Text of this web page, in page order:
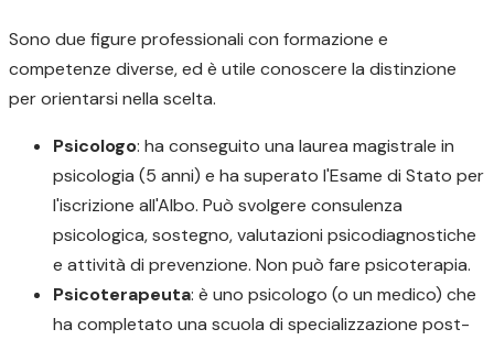
Sono due figure professionali con formazione e
competenze diverse, ed è utile conoscere la distinzione
per orientarsi nella scelta.
Psicologo: ha conseguito una laurea magistrale in
psicologia (5 anni) e ha superato l'Esame di Stato per
l'iscrizione all'Albo. Può svolgere consulenza
psicologica, sostegno, valutazioni psicodiagnostiche
e attività di prevenzione. Non può fare psicoterapia.
Psicoterapeuta: è uno psicologo (o un medico) che
ha completato una scuola di specializzazione post-